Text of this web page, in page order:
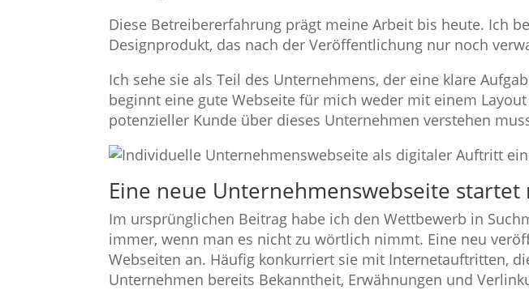
Diese Betreibererfahrung prägt meine Arbeit bis heute. Ich
Designprodukt, das nach der Veröffentlichung nur noch
Ich sehe sie als Teil des Unternehmens, der eine klare
beginnt eine gute Webseite für mich weder mit einem
potenzieller Kunde über dieses Unternehmen verstehen
Eine neue Unternehmenswebseite
Im ursprünglichen Beitrag habe ich den Wettbewerb in
immer, wenn man es nicht zu wörtlich nimmt. Eine neu
Webseiten an. Häufig konkurriert sie mit Internetauftritten,
Unternehmen bereits Bekanntheit, Erwähnungen und